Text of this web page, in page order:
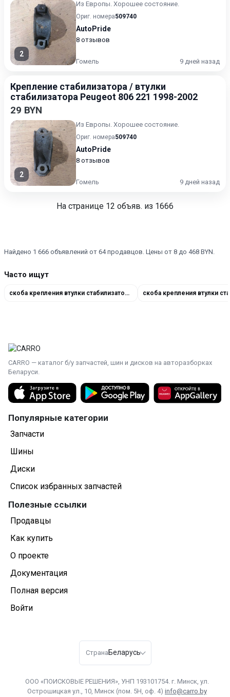
2
Из Европы. Хорошее состояние.
Ориг. номера509740
AutoPride
8 отзывов
Гомель 9 дней назад
Крепление стабилизатора / втулки
стабилизатора Peugeot 806 221 1998-2002
29 BYN
2
Из Европы. Хорошее состояние.
Ориг. номера509740
AutoPride
8 отзывов
Гомель 9 дней назад
На странице 12 объяв. из 1666
Найдено 1 666 объявлений от 64 продавцов. Цены от 8 до 468 BYN.
Часто ищут
скоба крепления втулки стабилизатора 4D0411336D
CARRO — каталог б/у запчастей, шин и дисков на авторазборках
Беларуси.
Популярные категории
Запчасти
Шины
Диски
Список избранных запчастей
Полезные ссылки
Продавцы
Как купить
О проекте
Документация
Полная версия
Войти
Страна Беларусь
ООО «ПОИСКОВЫЕ РЕШЕНИЯ», УНП 193101754. г. Минск, ул.
Острошицкая ул., 10, Минск (пом. 5Н, оф. 4) info@carro.by